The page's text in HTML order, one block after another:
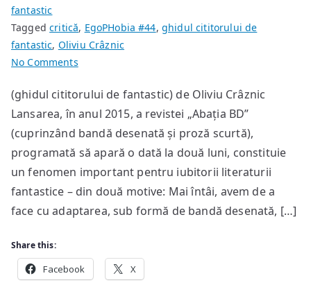
fantastic
Taggedcritică, EgoPHobia #44, ghidul cititorului de
fantastic, Oliviu Crâznic
No Commentson
„Abația
BD”
(nr.
1)
(ghidul cititorului de fantastic) de Oliviu Crâznic
Lansarea, în anul 2015, a revistei „Abația BD”
(cuprinzând bandă desenată și proză scurtă),
programată să apară o dată la două luni, constituie
un fenomen important pentru iubitorii literaturii
fantastice – din două motive: Mai întâi, avem de a
face cu adaptarea, sub formă de bandă desenată, […]
Share this:
Facebook X